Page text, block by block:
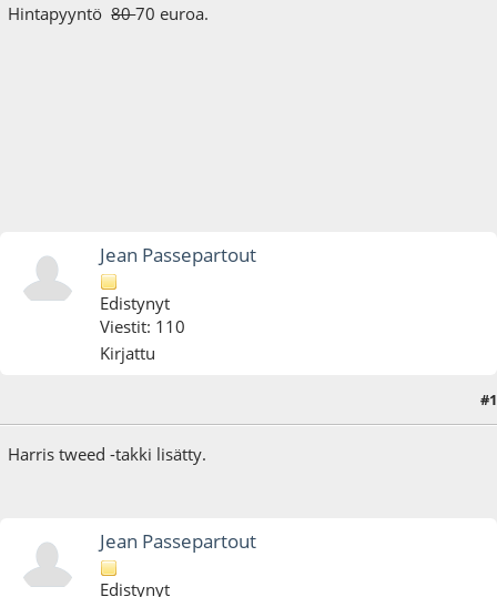
Hintapyyntö8070 euroa.
Jean Passepartout
Edistynyt
Viestit: 110
Kirjattu
#1
Harris tweed -takki lisätty.
Jean Passepartout
Edistynyt